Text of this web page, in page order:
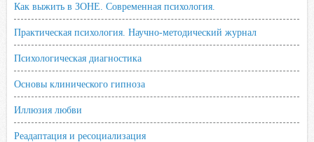
Как выжить в ЗОНЕ. Современная психология.
Практическая психология. Научно-методический журнал
Психологическая диагностика
Основы клинического гипноза
Иллюзия любви
Реадаптация и ресоциализация